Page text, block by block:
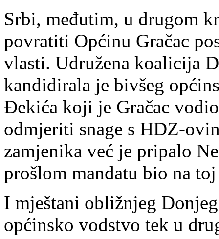
Srbi, međutim, u drugom
povratiti Općinu Gračac
vlasti. Udružena koalicija
kandidirala je bivšeg
Đekića koji je Gračac
odmjeriti snage s HDZ-
zamjenika već je pripalo
prošlom mandatu bio na
I mještani obližnjeg
općinsko vodstvo tek u